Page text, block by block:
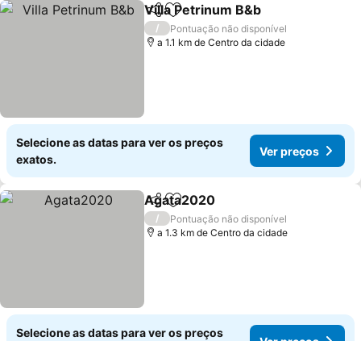
PartilharAdicionar aos favoritos
Villa Petrinum B&b
/
Pontuação não disponível
a 1.1 km de Centro da cidade
Selecione as datas para ver os preços
exatos.
Ver preços
PartilharAdicionar aos favoritos
Agata2020
/
Pontuação não disponível
a 1.3 km de Centro da cidade
Selecione as datas para ver os preços